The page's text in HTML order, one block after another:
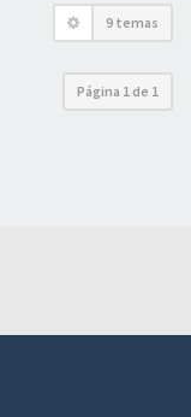
9 temas
Página 1 de 1